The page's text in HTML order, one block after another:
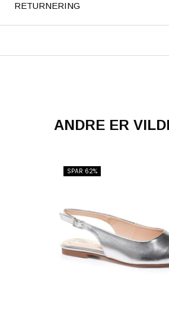
RETURNERING
ANDRE ER
SPAR 62%